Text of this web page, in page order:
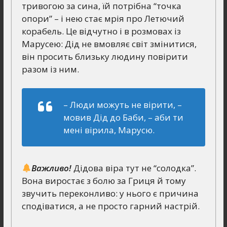
тривогою за сина, їй потрібна “точка
опори” – і нею стає мрія про Летючий
корабель. Це відчутно і в розмовах із
Марусею: Дід не вмовляє світ змінитися,
він просить близьку людину повірити
разом із ним.
– Люди можуть не вірити, –
мовив Дід до Баби, – аби ти
мені вірила, Марусю.
Важливо!Дідова віра тут не “солодка”.
Вона виростає з болю за Гриця й тому
звучить переконливо: у нього є причина
сподіватися, а не просто гарний настрій.